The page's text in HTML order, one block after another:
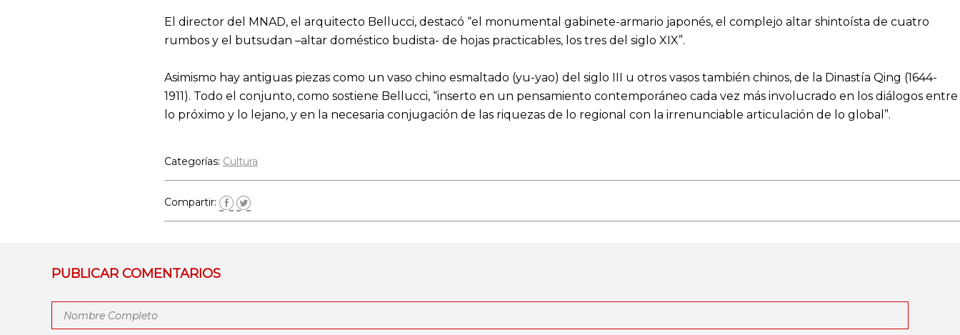
El director del MNAD, el arquitecto Bellucci, destacó “el monumental gabinete-armario japonés, el complejo altar shintoísta de cuatro
rumbos y el butsudan –altar doméstico budista- de hojas practicables, los tres del siglo XIX”.
Asimismo hay antiguas piezas como un vaso chino esmaltado (yu-yao) del siglo III u otros vasos también chinos, de la Dinastía Qing (1644-
1911). Todo el conjunto, como sostiene Bellucci, “inserto en un pensamiento contemporáneo cada vez más involucrado en los diálogos entre
lo próximo y lo lejano, y en la necesaria conjugación de las riquezas de lo regional con la irrenunciable articulación de lo global”.
Categorías: Cultura
Compartir:
PUBLICAR COMENTARIOS